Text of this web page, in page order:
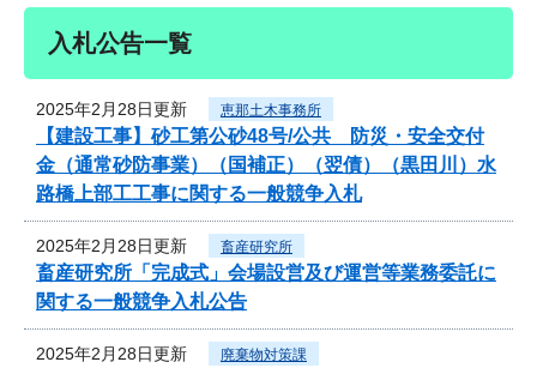
入札公告一覧
2025年2月28日更新 恵那土木事務所
【建設工事】砂工第公砂48号/公共 防災・安全交付
金（通常砂防事業）（国補正）（翌債）（黒田川）水
路橋上部工工事に関する一般競争入札
2025年2月28日更新 畜産研究所
畜産研究所「完成式」会場設営及び運営等業務委託に
関する一般競争入札公告
2025年2月28日更新 廃棄物対策課